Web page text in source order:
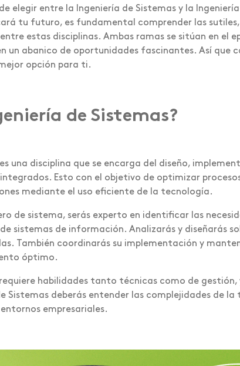
elegir entre la Ingeniería de Sistemas y la
tu futuro, es fundamental comprender las sutiles,
estas disciplinas. Ambas ramas se sitúan en el
un abanico de oportunidades fascinantes. Así que
opción para ti.
de Sistemas?
una disciplina que se encarga del diseño,
Esto con el objetivo de optimizar
mediante el uso eficiente de la tecnología.
de sistema, serás experto en identificar las
sistemas de información. Analizarás y diseñarás
También coordinarás su implementación y
óptimo.
habilidades tanto técnicas como de gestión,
Sistemas deberás entender las complejidades de la
empresariales.